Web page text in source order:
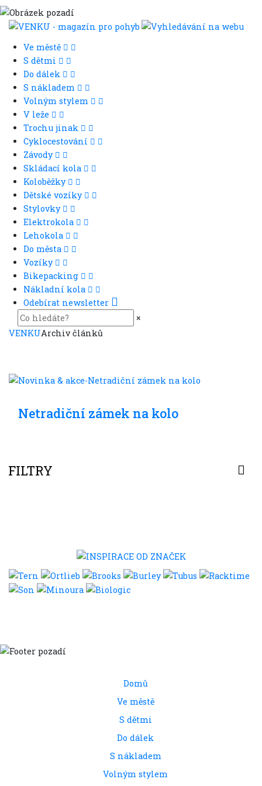
Ve městě
S dětmi
Do dálek
S nákladem
Volným stylem
V leže
Trochu jinak
Cyklocestování
Závody
Skládací kola
Koloběžky
Dětské vozíky
Stylovky
Elektrokola
Lehokola
Do města
Vozíky
Bikepacking
Nákladní kola
Odebírat newsletter
×
VENKUArchiv článků
FILTRY
Netradiční zámek na kolo
Domů
Ve městě
S dětmi
Do dálek
S nákladem
Volným stylem